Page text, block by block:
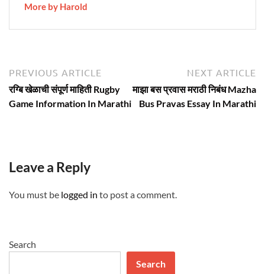
More by Harold
Post
navigation
PREVIOUS ARTICLE
article:
रग्बि खेळाची संपूर्ण माहिती Rugby
Game Information In Marathi
NEXT ARTICLE
माझा बस प्रवास मराठी निबंध Mazha
Bus Pravas Essay In Marathi
Leave a Reply
You must be logged in to post a comment.
Search
Search